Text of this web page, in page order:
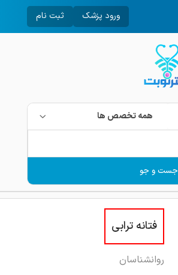
ورود پزشک ثبت نام
همه تخصص ها
جست و جو
فتانه ترابی
روانشناسان